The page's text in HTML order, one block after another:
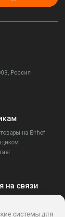
Россия
на Enhof
на связи
системы для